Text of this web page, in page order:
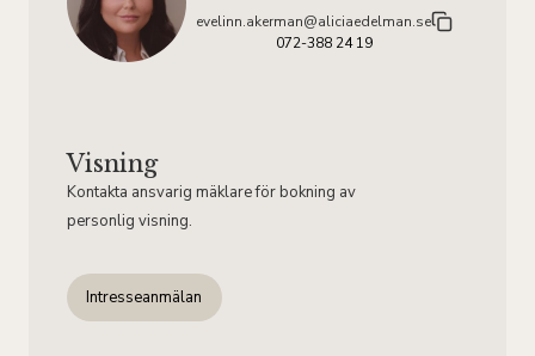
evelinn.akerman@aliciaedelman.se
072-388 24 19
Visning
Kontakta ansvarig mäklare för bokning av
personlig visning.
Intresseanmälan